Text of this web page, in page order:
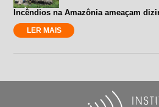
Incêndios na Amazônia ameaçam
LER MAIS